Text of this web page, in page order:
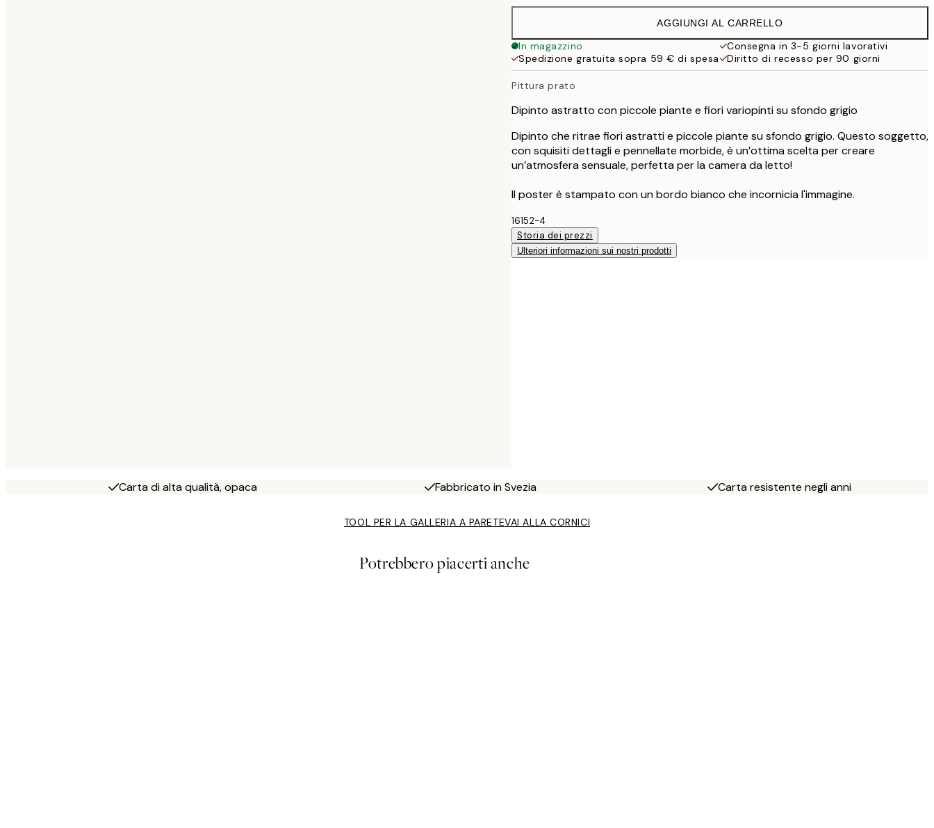
19,95 €
32,45 €
AGGIUNGI AL CARRELLO
In magazzino
Consegna in 3-5 giorni lavorativi
Spedizione gratuita sopra 59 € di spesa
Diritto di recesso per 90 giorni
Pittura prato
Dipinto astratto con piccole piante e fiori variopinti su sfondo grigio
Dipinto che ritrae fiori astratti e piccole piante su sfondo grigio. Questo soggetto,
con squisiti dettagli e pennellate morbide, è un’ottima scelta per creare
un’atmosfera sensuale, perfetta per la camera da letto!
Il poster è stampato con un bordo bianco che incornicia l'immagine.
16152-4
Storia dei prezzi
Ulteriori informazioni sui nostri prodotti
Carta di alta qualità, opaca Fabbricato in Svezia Carta resistente negli anni
TOOL PER LA GALLERIA A PARETEVAI ALLA CORNICI
Potrebbero piacerti anche